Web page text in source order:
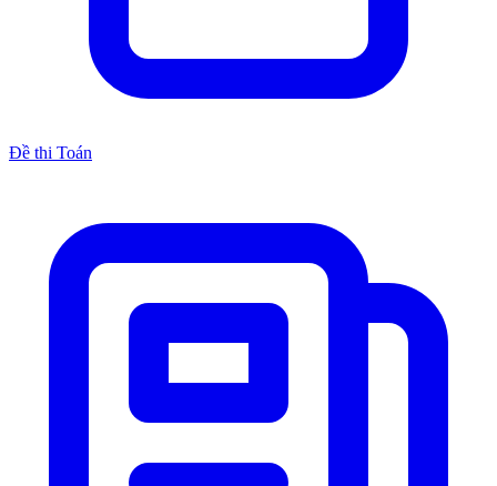
Đề thi Toán